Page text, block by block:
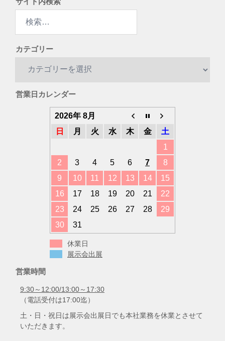
カテゴリー
リ
営業日カレンダー
2026年 8月
日
月 火 水 木 金
土
1
2
3 4 5 6 7
8
9
10 11 12 13 14
15
16
17 18 19 20 21
22
23
24 25 26 27 28
29
30
31
休業日
展示会出展
営業時間
9:30～12:00/13:00～17:30
（電話受付は17:00迄）
土・日・祝日は展示会出展日でも本社業務を休業とさせて
いただきます。